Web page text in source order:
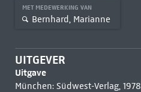
MET MEDEWERKING VAN
Bernhard, Marianne
UITGEVER
Uitgave
München: Südwest-Verlag, 1978